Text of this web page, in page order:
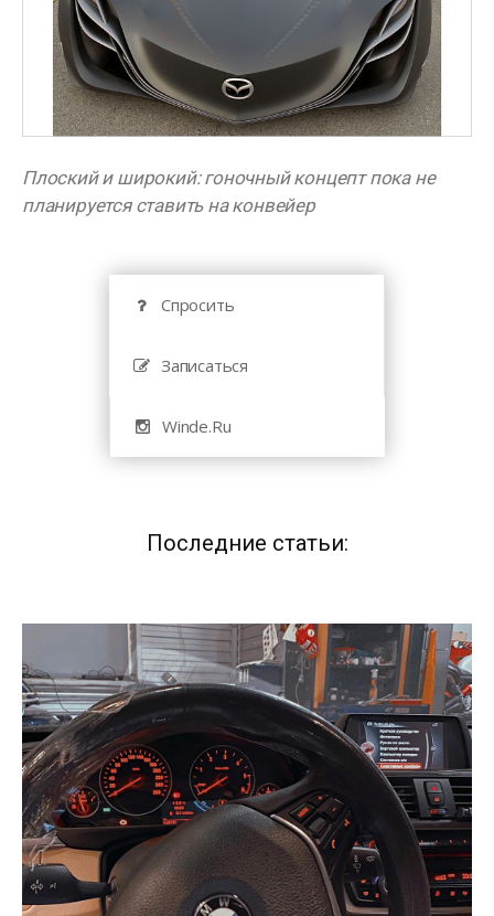
Плоский и широкий: гоночный концепт пока не
планируется ставить на конвейер
Спросить
Записаться
Winde.Ru
Последние статьи: